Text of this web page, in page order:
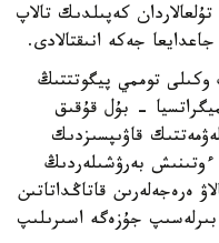
كەپىلدىك تالاپ
جەكە انىقتالادى.
وكىلى توممي پيگوتتتىڭ
- بۇل قۇقىق
قاۋىپسىزدىك
ءوتىنىش بەرۋشىلەردىڭ
ەرەجەلەرىن قاتاڭداتاتىن
جۇزەگە اسىرىلىپ